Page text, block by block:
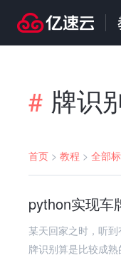
# 牌识
首页 > 教程 > 全部
python实现车
某天回家之时，听
牌识别算是比较成